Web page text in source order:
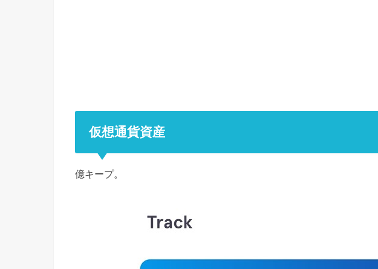
仮想通貨資産
億キープ。